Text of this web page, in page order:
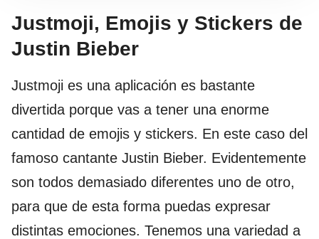
Justmoji, Emojis y Stickers de
Justin Bieber
Justmoji es una aplicación es bastante
divertida porque vas a tener una enorme
cantidad de emojis y stickers. En este caso del
famoso cantante Justin Bieber. Evidentemente
son todos demasiado diferentes uno de otro,
para que de esta forma puedas expresar
distintas emociones. Tenemos una variedad a